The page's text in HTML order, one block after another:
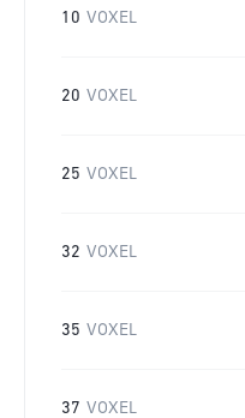
10 VOXEL
20 VOXEL
25 VOXEL
32 VOXEL
35 VOXEL
37 VOXEL